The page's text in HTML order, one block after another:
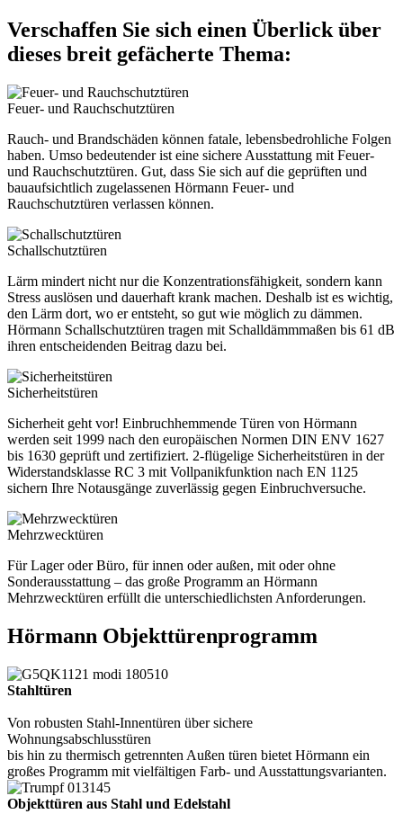
Verschaffen Sie sich einen Überlick über
dieses breit gefächerte Thema:
Feuer- und Rauchschutztüren
Rauch- und Brandschäden können fatale, lebensbedrohliche Folgen
haben. Umso bedeutender ist eine sichere Ausstattung mit Feuer-
und Rauchschutztüren. Gut, dass Sie sich auf die geprüften und
bauaufsichtlich zugelassenen Hörmann Feuer- und
Rauchschutztüren verlassen können.
Schallschutztüren
Lärm mindert nicht nur die Konzentrationsfähigkeit, sondern kann
Stress auslösen und dauerhaft krank machen. Deshalb ist es wichtig,
den Lärm dort, wo er entsteht, so gut wie möglich zu dämmen.
Hörmann Schallschutztüren tragen mit Schalldämmmaßen bis 61 dB
ihren entscheidenden Beitrag dazu bei.
Sicherheitstüren
Sicherheit geht vor! Einbruchhemmende Türen von Hörmann
werden seit 1999 nach den europäischen Normen DIN ENV 1627
bis 1630 geprüft und zertifiziert. 2-flügelige Sicherheitstüren in der
Widerstandsklasse RC 3 mit Vollpanikfunktion nach EN 1125
sichern Ihre Notausgänge zuverlässig gegen Einbruchversuche.
Mehrzwecktüren
Für Lager oder Büro, für innen oder außen, mit oder ohne
Sonderausstattung – das große Programm an Hörmann
Mehrzwecktüren erfüllt die unterschiedlichsten Anforderungen.
Hörmann Objekttürenprogramm
Stahltüren
Von robusten Stahl-Innentüren über sichere
Wohnungsabschlusstüren
bis hin zu thermisch getrennten Außen türen bietet Hörmann ein
großes Programm mit vielfältigen Farb- und Ausstattungsvarianten.
Objekttüren aus Stahl und Edelstahl